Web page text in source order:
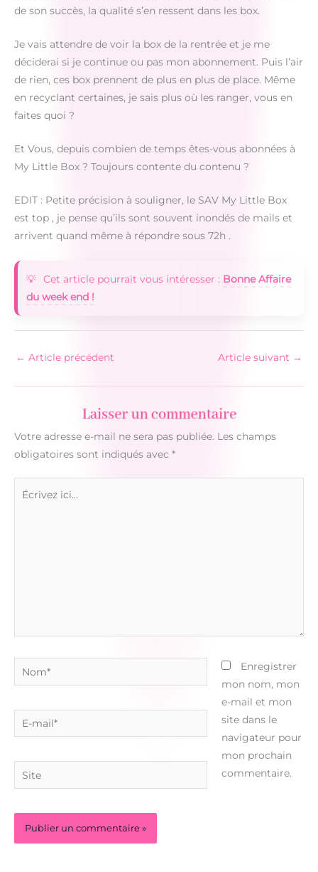
de son succès, la qualité s’en ressent dans les box.
Je vais attendre de voir la box de la rentrée et je me
déciderai si je continue ou pas mon abonnement. Puis l’air
de rien, ces box prennent de plus en plus de place. Même
en recyclant certaines, je sais plus où les ranger, vous en
faites quoi ?
Et Vous, depuis combien de temps êtes-vous abonnées à
My Little Box ? Toujours contente du contenu ?
EDIT : Petite précision à souligner, le SAV My Little Box
est top , je pense qu’ils sont souvent inondés de mails et
arrivent quand même à répondre sous 72h .
Cet article pourrait vous intéresser : Bonne Affaire
du week end !
← Article précédent Article suivant →
Laisser un commentaire
Votre adresse e-mail ne sera pas publiée. Les champs
obligatoires sont indiqués avec *
Nom*
E-
mail*
Site
Enregistrer
mon nom, mon
e-mail et mon
site dans le
navigateur pour
mon prochain
commentaire.